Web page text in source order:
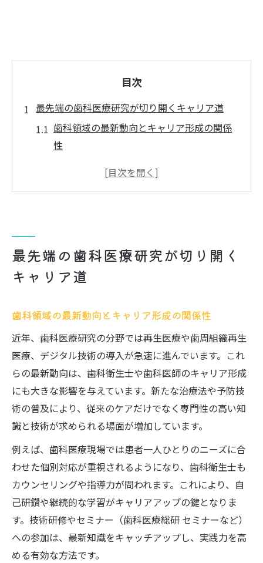
目次
最先端の歯科医療研究が切り開くキャリア道
歯科領域の最新動向とキャリア形成の関係
性
歯科医療研究が女性の働き方へもたらす変
ト
歯科分野で注目される最新研究のポイント
景
歯科分野の最新研究動向と実際の臨床現場
歯科の予防技術が発展する今注目のテーマ
歯科医療研究が患者ニーズに与える影響
歯科衛生士が知っておきたい研究の基礎知
識
スキルアップを目指すなら押さえたい歯科研究
歯科衛生士がスキルアップに活かす研究法
歯科分野のセミナー参加で得られる最新知
識
歯科医療研究を日常業務に取り入れる方法
歯科の分野別研究トレンドと専門性強化策
働き方改革にも役立つ歯科研究テーマの選
最先端の歯科医療研究が切り開く
キャリア道
歯科領域の最新動向とキャリア形成の関係性
近年、歯科医療研究の分野では再生医療や歯周組織再生
医療、デジタル技術の導入が急速に進んでいます。これ
らの最新動向は、歯科衛生士や歯科医師のキャリア形成
にも大きな影響を与えています。新たな治療法や予防技
術の普及により、従来のケアだけでなく専門性の高い知
識と技術が求められる場面が増加しています。
例えば、歯科医療現場では患者一人ひとりのニーズに合
わせた個別対応が重視されるようになり、歯科衛生士も
カウンセリングや指導力が問われます。これにより、自
己研鑽や継続的な学習がキャリアアップの鍵となりま
す。技術研修やセミナー（歯科医療総研 セミナーなど）
への参加は、最新知識をキャッチアップし、実践力を高
める有効な方法です。